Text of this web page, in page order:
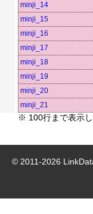
minji_14
minji_15
minji_16
minji_17
minji_18
minji_19
minji_20
minji_21
※ 100行まで表示し
© 2011-2026